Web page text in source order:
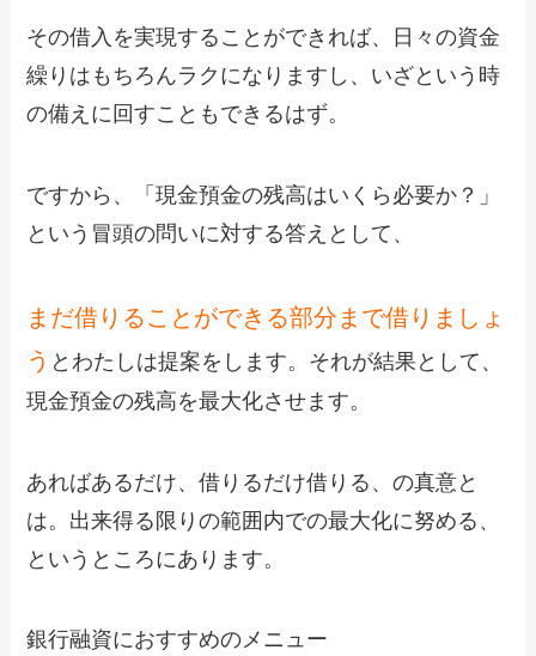
その借入を実現することができれば、日々の資金
繰りはもちろんラクになりますし、いざという時
の備えに回すこともできるはず。
ですから、「現金預金の残高はいくら必要か？」
という冒頭の問いに対する答えとして、
まだ借りることができる部分まで借りましょ
う とわたしは提案をします。それが結果として、
現金預金の残高を最大化させます。
あればあるだけ、借りるだけ借りる、の真意と
は。出来得る限りの範囲内での最大化に努める、
というところにあります。
銀行融資におすすめのメニュー